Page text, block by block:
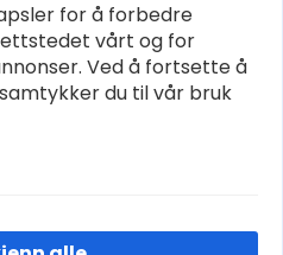
for å forbedre
vårt og for
Ved å fortsette å
du til vår bruk